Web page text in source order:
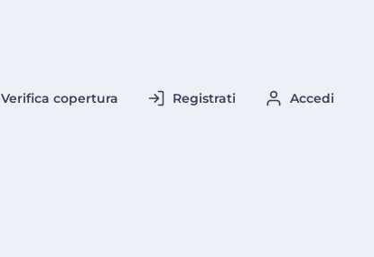
Verifica copertura Registrati Accedi